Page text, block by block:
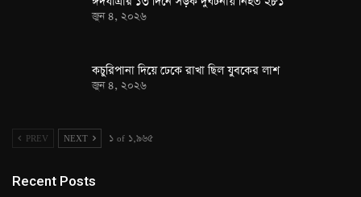
জুন ৪, ২০২৬
কচুরিপানা দিয়ে ঢেকে রাখা ছিল যুবকের লাশ
জুন ৪, ২০২৬
PREV NEXT ১ of ১,৯৬৫
Recent Posts